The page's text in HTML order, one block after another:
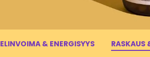
ELINVOIMA & ENERGISYYS RASKAUS